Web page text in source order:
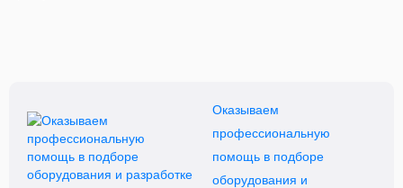
Оказываем
профессиональную
помощь в подборе
оборудования и